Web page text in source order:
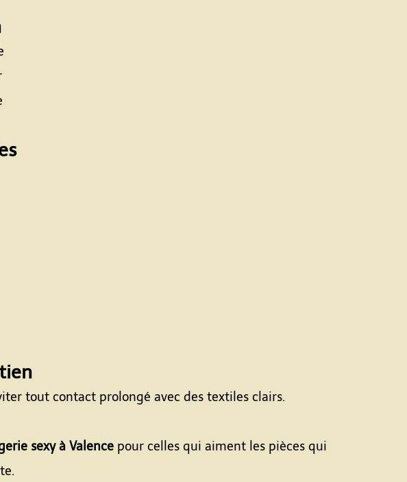
tout contact prolongé avec des textiles clairs.
sexy à Valencepour celles qui aiment les pièces qui